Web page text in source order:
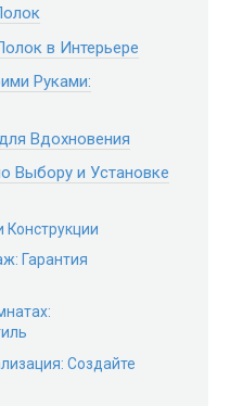
в Интерьере
Руками:
Вдохновения
Выбору и Установке
Гарантия
Создайте